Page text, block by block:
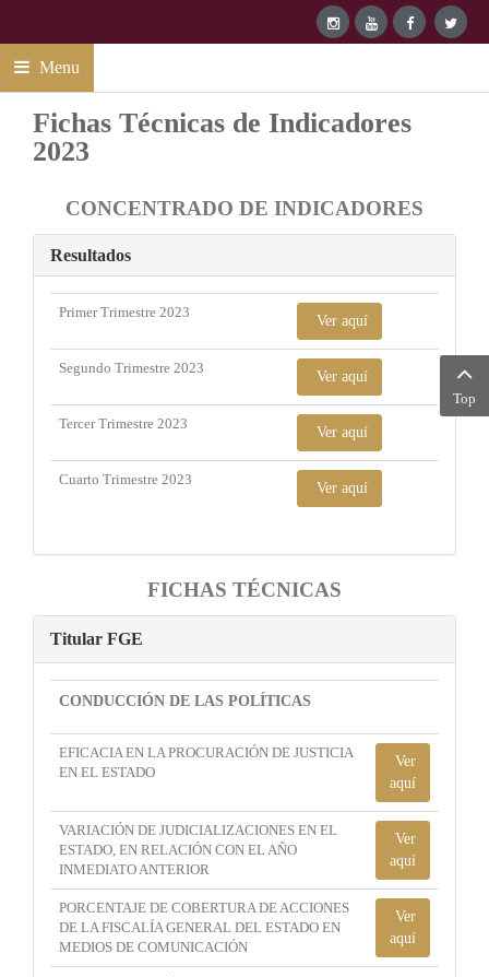
Menu
Fichas Técnicas de Indicadores
2023
CONCENTRADO DE INDICADORES
Resultados
Primer Trimestre 2023
Ver aquí
Segundo Trimestre 2023
Ver aquí
Tercer Trimestre 2023
Ver aquí
Cuarto Trimestre 2023
Ver aquí
FICHAS TÉCNICAS
Titular FGE
CONDUCCIÓN DE LAS POLÍTICAS
EFICACIA EN LA PROCURACIÓN DE JUSTICIA
EN EL ESTADO
Ver
aquí
VARIACIÓN DE JUDICIALIZACIONES EN EL
ESTADO, EN RELACIÓN CON EL AÑO
INMEDIATO ANTERIOR
Ver
aquí
PORCENTAJE DE COBERTURA DE ACCIONES
DE LA FISCALÍA GENERAL DEL ESTADO EN
MEDIOS DE COMUNICACIÓN
Ver
aquí
Top